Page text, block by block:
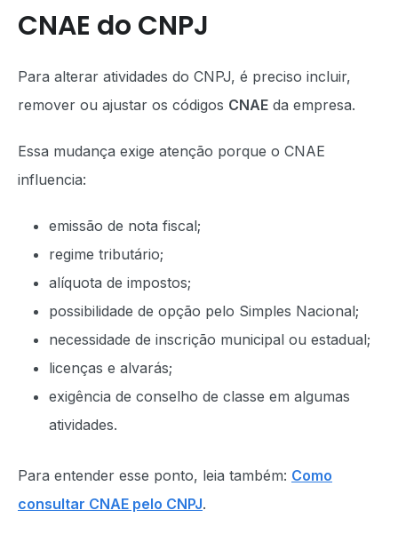
CNAE do CNPJ
Para alterar atividades do CNPJ, é preciso incluir,
remover ou ajustar os códigos CNAE da empresa.
Essa mudança exige atenção porque o CNAE
influencia:
emissão de nota fiscal;
regime tributário;
alíquota de impostos;
possibilidade de opção pelo Simples Nacional;
necessidade de inscrição municipal ou estadual;
licenças e alvarás;
exigência de conselho de classe em algumas
atividades.
Para entender esse ponto, leia também: Como
consultar CNAE pelo CNPJ.